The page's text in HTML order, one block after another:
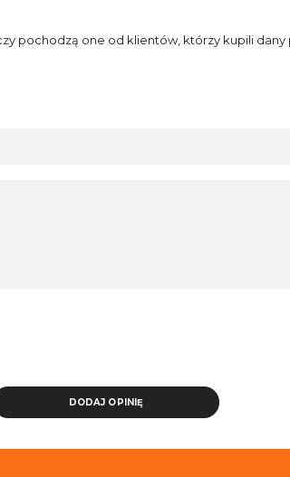
pochodzą one od klientów, którzy kupili dany
DODAJ OPINIĘ